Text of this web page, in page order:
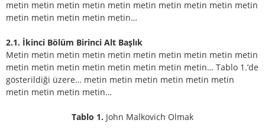
metin metin metin metin metin metin metin metin metin metin
metin metin metin metin metin…
2.1. İkinci Bölüm Birinci Alt Başlık
Metin metin metin metin metin metin metin metin metin metin
metin metin metin metin metin metin metin metin… Tablo 1.’de
gösterildiği üzere… metin metin metin metin metin metin
metin metin metin metin…
Tablo 1. John Malkovich Olmak